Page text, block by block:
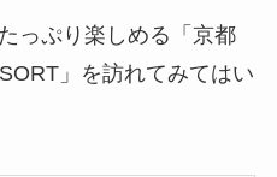
っぷり楽しめる「京都
」を訪れてみてはい